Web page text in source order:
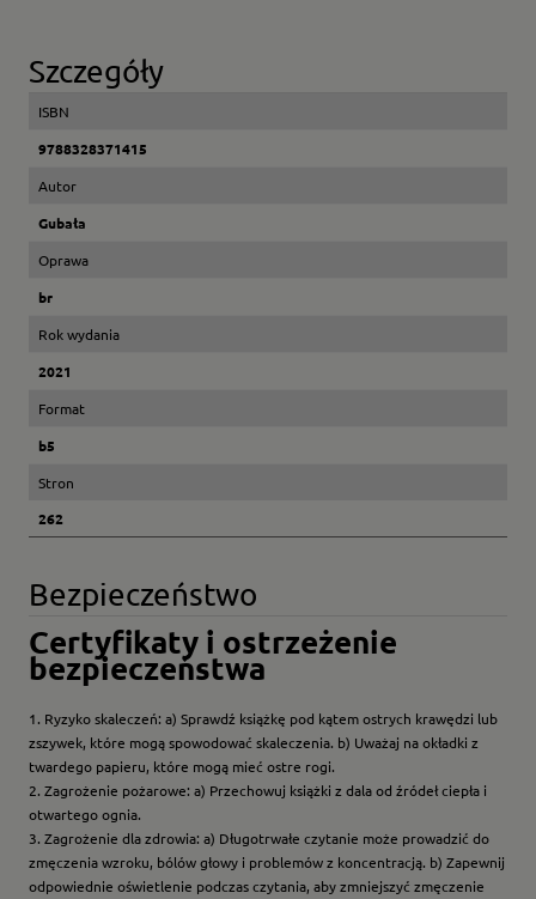
Szczegóły
ISBN
9788328371415
Autor
Gubała
Oprawa
br
Rok wydania
2021
Format
b5
Stron
262
Bezpieczeństwo
Certyfikaty i ostrzeżenie
bezpieczeństwa
1. Ryzyko skaleczeń: a) Sprawdź książkę pod kątem ostrych krawędzi lub
zszywek, które mogą spowodować skaleczenia. b) Uważaj na okładki z
twardego papieru, które mogą mieć ostre rogi.
2. Zagrożenie pożarowe: a) Przechowuj książki z dala od źródeł ciepła i
otwartego ognia.
3. Zagrożenie dla zdrowia: a) Długotrwałe czytanie może prowadzić do
zmęczenia wzroku, bólów głowy i problemów z koncentracją. b) Zapewnij
odpowiednie oświetlenie podczas czytania, aby zmniejszyć zmęczenie